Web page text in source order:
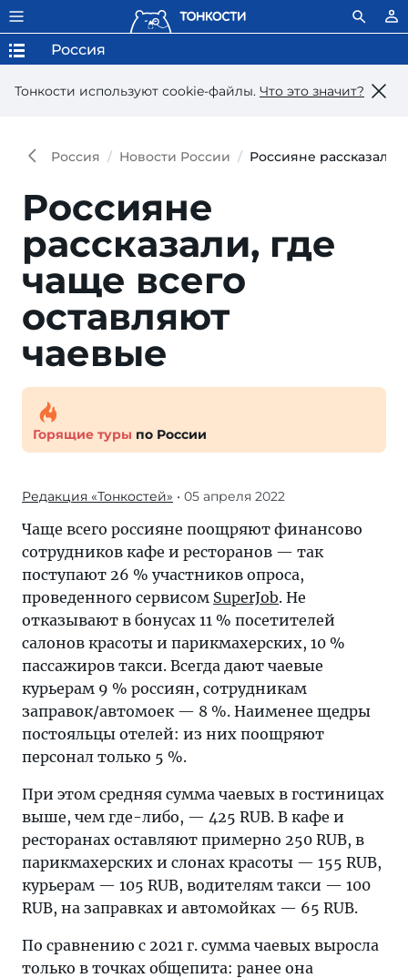
Тонкости используют сookie-файлы. Что это значит?
Россия
Россия Новости России Россияне рассказали,
Россияне
рассказали, где
чаще всего
оставляют
чаевые
Горящие туры по России
Редакция «Тонкостей» • 05 апреля 2022
Чаще всего россияне поощряют финансово
сотрудников кафе и ресторанов — так
поступают 26 % участников опроса,
проведенного сервисом SuperJob. Не
отказывают в бонусах 11 % посетителей
салонов красоты и парикмахерских, 10 %
пассажиров такси. Всегда дают чаевые
курьерам 9 % россиян, сотрудникам
заправок/автомоек — 8 %. Наименее щедры
постояльцы отелей: из них поощряют
персонал только 5 %.
При этом средняя сумма чаевых в гостиницах
выше, чем где-либо, — 425 RUB. В кафе и
ресторанах оставляют примерно 250 RUB, в
парикмахерских и слонах красоты — 155 RUB,
курьерам — 105 RUB, водителям такси — 100
RUB, на заправках и автомойках — 65 RUB.
По сравнению с 2021 г. сумма чаевых выросла
только в точках общепита: ранее она